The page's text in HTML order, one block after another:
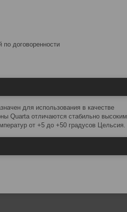
по договоренности
для использования в качестве
Quarta отличаются стабильно высоким
от +5 до +50 градусов Цельсия.